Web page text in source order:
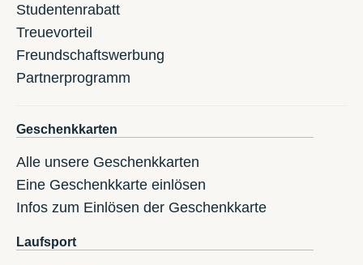
Studentenrabatt
Treuevorteil
Freundschaftswerbung
Partnerprogramm
Geschenkkarten
Alle unsere Geschenkkarten
Eine Geschenkkarte einlösen
Infos zum Einlösen der Geschenkkarte
Laufsport